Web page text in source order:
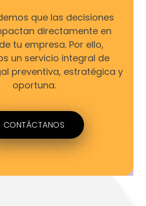
que las decisiones
directamente en
tu empresa. Por ello,
un servicio integral de
preventiva, estratégica y
oportuna.
CONTÁCTANOS